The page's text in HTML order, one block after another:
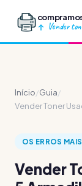
Vender
Início/Guia/
Vender Toner
OS ERROS
Vender